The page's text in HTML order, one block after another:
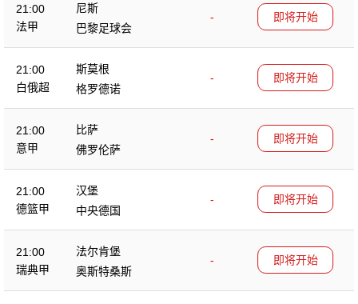
21:00
法甲
尼斯
-
巴黎足球会
即将开始
21:00
白俄超
斯莫根
-
格罗德诺
即将开始
21:00
意甲
比萨
-
佛罗伦萨
即将开始
21:00
德篮甲
汉堡
-
中央德国
即将开始
21:00
瑞典甲
法尔肯堡
-
奥斯特桑斯
即将开始